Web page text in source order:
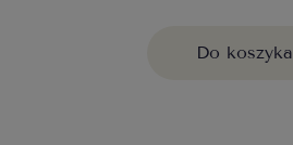
Do koszyka